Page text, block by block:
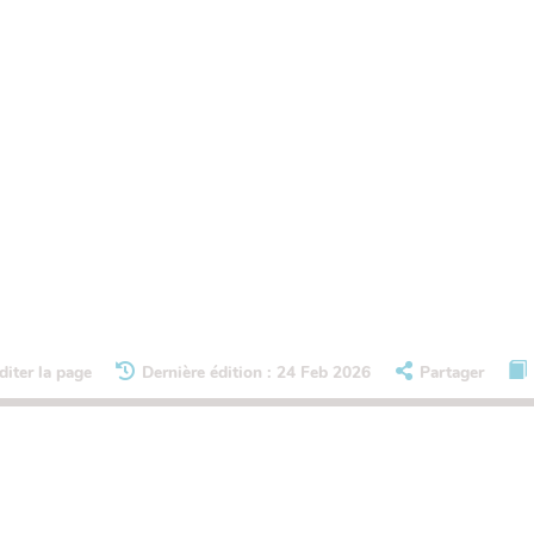
la page Dernière édition : 24 Feb 2026 Partager